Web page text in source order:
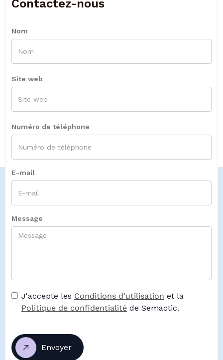
Contactez-nous
Nom
Site web
Numéro de téléphone
E-mail
Message
J'accepte les Conditions d'utilisation et la
Politique de confidentialité de Semactic.